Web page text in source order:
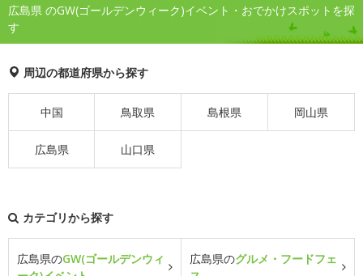
広島県 のGW(ゴールデンウィーク)イベント・おでかけスポットを探
す
周辺の都道府県から探す
中国 鳥取県 島根県 岡山県
広島県 山口県
カテゴリから探す
広島県のGW(ゴールデンウィ
広島県のグルメ・フードフェ